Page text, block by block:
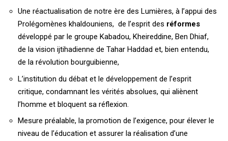
Une réactualisation de notre ère des Lumières, à l’appui des
Prolégomènes khaldouniens, de l’esprit des réformes
développé par le groupe Kabadou, Kheireddine, Ben Dhiaf,
de la vision ijtihadienne de Tahar Haddad et, bien entendu,
de la révolution bourguibienne,
L’institution du débat et le développement de l’esprit
critique, condamnant les vérités absolues, qui aliènent
l’homme et bloquent sa réflexion.
Mesure préalable, la promotion de l’exigence, pour élever le
niveau de l’éducation et assurer la réalisation d’une